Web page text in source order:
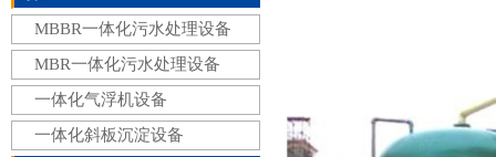
MBBR一体化污水处理设备
MBR一体化污水处理设备
一体化气浮机设备
一体化斜板沉淀设备